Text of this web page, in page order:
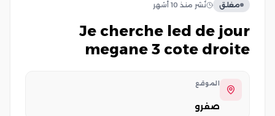
مغلق نُشر منذ 10 أشهر
Je cherche led de jour
megane 3 cote droite
الموقع
صفرو